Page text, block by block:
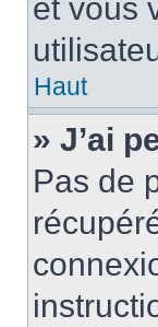
et vous
Haut
» J’ai
Pas de